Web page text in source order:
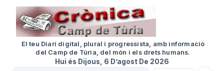
El teu Diari digital, plural i progressista, amb informació
del Camp de Túria, del món i els drets humans.
Hui és Dijous, 6 D’agost De 2026